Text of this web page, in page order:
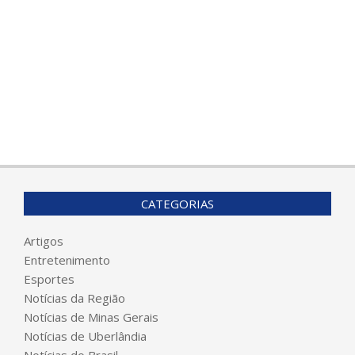
CATEGORIAS
Artigos
Entretenimento
Esportes
Notícias da Região
Notícias de Minas Gerais
Notícias de Uberlândia